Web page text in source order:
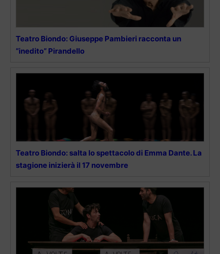
Teatro Biondo: Giuseppe Pambieri racconta un
“inedito” Pirandello
Teatro Biondo: salta lo spettacolo di Emma Dante. La
stagione inizierà il 17 novembre